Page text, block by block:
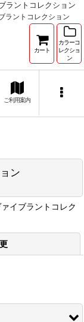
ラントコレクション
ラントコレクション
カート
カラーコ
レクショ
ン
ご利用案内
ン
イブラントコレク